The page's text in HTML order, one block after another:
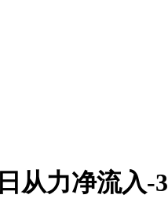
从力净流入-3